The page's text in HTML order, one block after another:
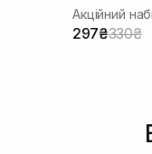
Акційний
297₴330₴